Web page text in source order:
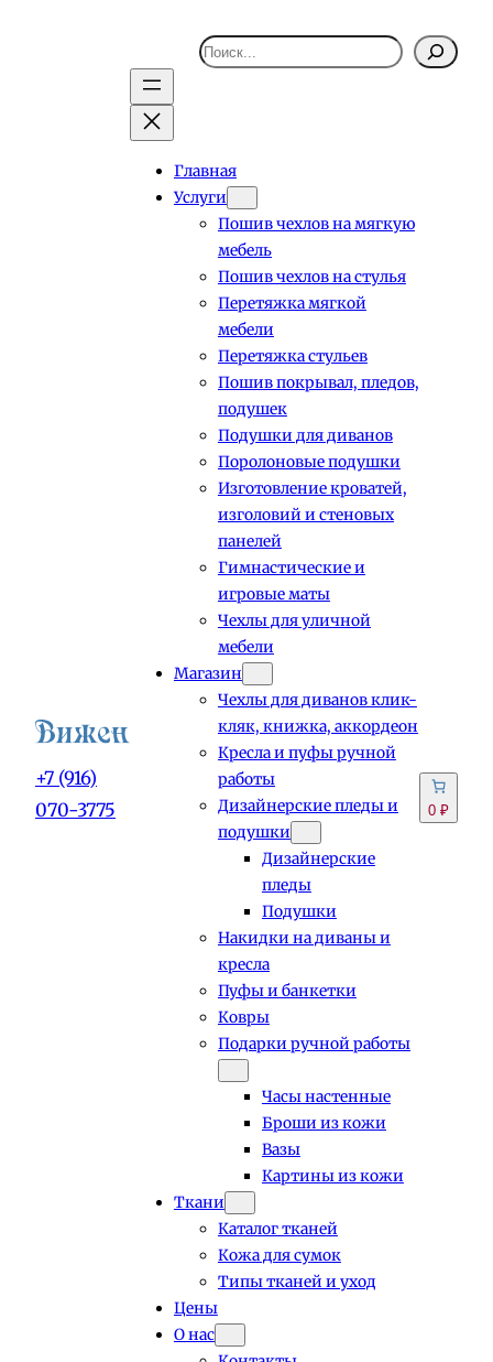
+7 (916)
070-3775
Поиск
Главная
Услуги
Пошив чехлов на мягкую
мебель
Пошив чехлов на стулья
Перетяжка мягкой
мебели
Перетяжка стульев
Пошив покрывал, пледов,
подушек
Подушки для диванов
Поролоновые подушки
Изготовление кроватей,
изголовий и стеновых
панелей
Гимнастические и
игровые маты
Чехлы для уличной
мебели
Магазин
Чехлы для диванов клик-
кляк, книжка, аккордеон
Кресла и пуфы ручной
работы
Дизайнерские пледы и
подушки
Дизайнерские
пледы
Подушки
Накидки на диваны и
кресла
Пуфы и банкетки
Ковры
Подарки ручной работы
Часы настенные
Броши из кожи
Вазы
Картины из кожи
Ткани
Каталог тканей
Кожа для сумок
Типы тканей и уход
Цены
О нас
0 ₽